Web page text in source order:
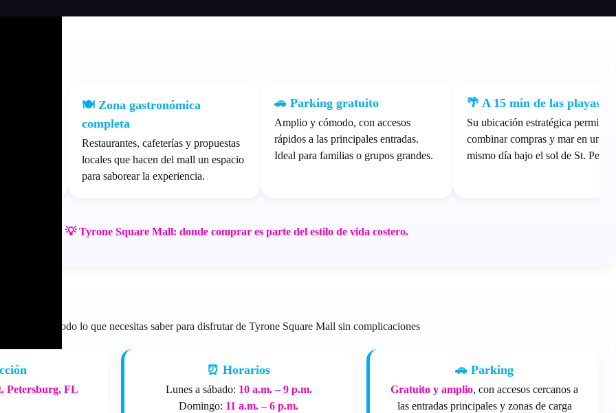
🍽️ Zona gastronómica
completa
Restaurantes, cafeterías y propuestas
locales que hacen del mall un espacio
para saborear la experiencia.
🚗 Parking gratuito
Amplio y cómodo, con accesos
rápidos a las principales entradas.
Ideal para familias o grupos grandes.
🌴 A 15 min de las playas
Su ubicación estratégica permite
combinar compras y mar en un
mismo día bajo el sol de St. Pete.
💡 Tyrone Square Mall: donde comprar es parte del estilo de vida costero.
Todo lo que necesitas saber para disfrutar de Tyrone Square Mall sin complicaciones
Petersburg, FL
⏰ Horarios
Lunes a sábado: 10 a.m. – 9 p.m.
Domingo: 11 a.m. – 6 p.m.
🚗 Parking
Gratuito y amplio, con accesos cercanos a
las entradas principales y zonas de carga